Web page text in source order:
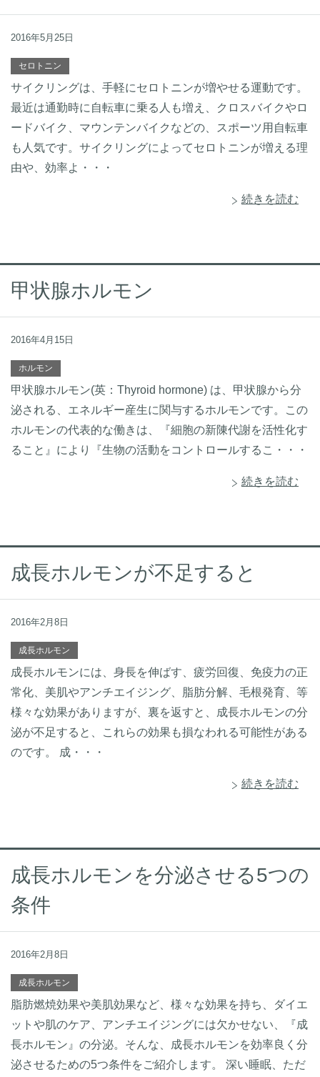
2016年5月25日
セロトニン
サイクリングは、手軽にセロトニンが増やせる運動です。
最近は通勤時に自転車に乗る人も増え、クロスバイクやロ
ードバイク、マウンテンバイクなどの、スポーツ用自転車
も人気です。サイクリングによってセロトニンが増える理
由や、効率よ・・・
続きを読む
甲状腺ホルモン
2016年4月15日
ホルモン
甲状腺ホルモン(英：Thyroid hormone) は、甲状腺から分
泌される、エネルギー産生に関与するホルモンです。この
ホルモンの代表的な働きは、『細胞の新陳代謝を活性化す
ること』により『生物の活動をコントロールするこ・・・
続きを読む
成長ホルモンが不足すると
2016年2月8日
成長ホルモン
成長ホルモンには、身長を伸ばす、疲労回復、免疫力の正
常化、美肌やアンチエイジング、脂肪分解、毛根発育、等
様々な効果がありますが、裏を返すと、成長ホルモンの分
泌が不足すると、これらの効果も損なわれる可能性がある
のです。 成・・・
続きを読む
成長ホルモンを分泌させる5つの
条件
2016年2月8日
成長ホルモン
脂肪燃焼効果や美肌効果など、様々な効果を持ち、ダイエ
ットや肌のケア、アンチエイジングには欠かせない、『成
長ホルモン』の分泌。そんな、成長ホルモンを効率良く分
泌させるための5つ条件をご紹介します。 深い睡眠、ただ